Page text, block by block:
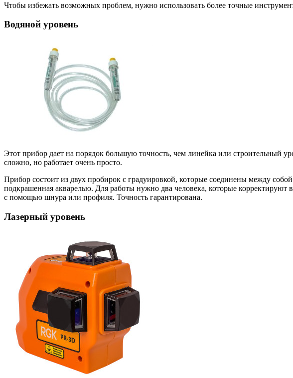
Чтобы избежать возможных проблем, нужно использовать более точные
Водяной уровень
Этот прибор дает на порядок большую точность, чем линейка или строительный
сложно, но работает очень просто.
Прибор состоит из двух пробирок с градуировкой, которые соединены между
подкрашенная акварелью. Для работы нужно два человека, которые корректируют
с помощью шнура или профиля. Точность гарантирована.
Лазерный уровень